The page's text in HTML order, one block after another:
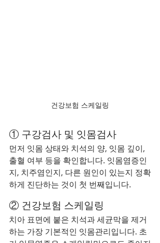
건강보험 스케일링
① 구강검사 및 잇몸검사
먼저 잇몸 상태와 치석의 양, 잇몸 깊이,
출혈 여부 등을 확인합니다. 잇몸염증인
지, 치주염인지, 다른 원인이 있는지 정확
하게 진단하는 것이 첫 번째입니다.
② 건강보험 스케일링
치아 표면에 붙은 치석과 세균막을 제거
하는 가장 기본적인 잇몸관리입니다. 초